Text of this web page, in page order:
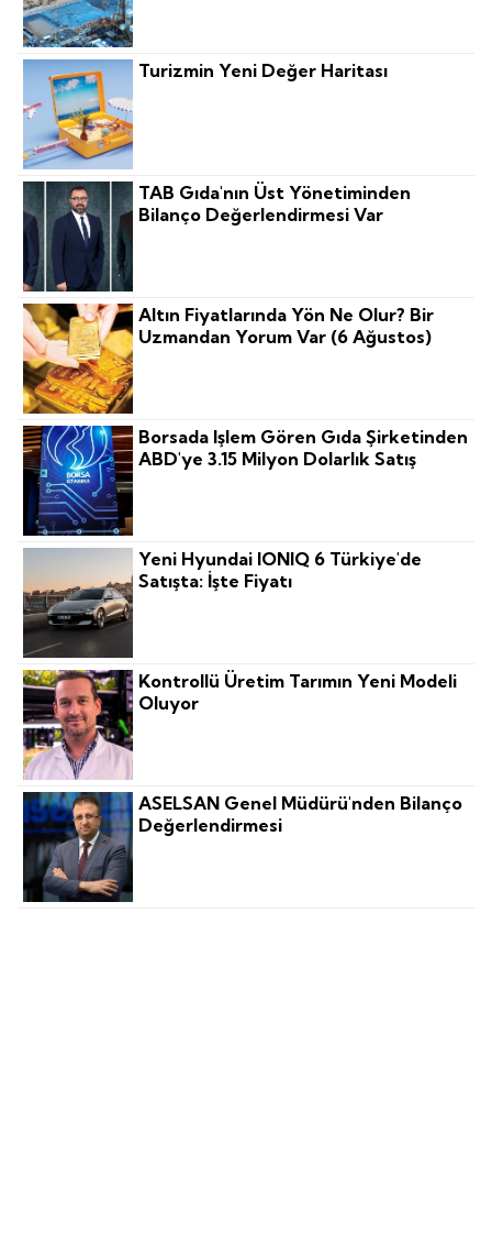
Turizmin Yeni Değer Haritası
TAB Gıda'nın Üst Yönetiminden
Bilanço Değerlendirmesi Var
Altın Fiyatlarında Yön Ne Olur? Bir
Uzmandan Yorum Var (6 Ağustos)
Borsada Işlem Gören Gıda Şirketinden
ABD'ye 3.15 Milyon Dolarlık Satış
Yeni Hyundai IONIQ 6 Türkiye'de
Satışta: İşte Fiyatı
Kontrollü Üretim Tarımın Yeni Modeli
Oluyor
ASELSAN Genel Müdürü'nden Bilanço
Değerlendirmesi